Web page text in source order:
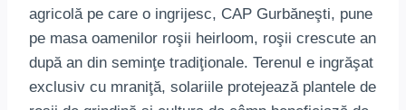
agricolă pe care o ingrijesc, CAP Gurbăneşti, pune
pe masa oamenilor roşii heirloom, roşii crescute an
după an din seminţe tradiţionale. Terenul e ingrăşat
exclusiv cu mraniţă, solariile protejează plantele de